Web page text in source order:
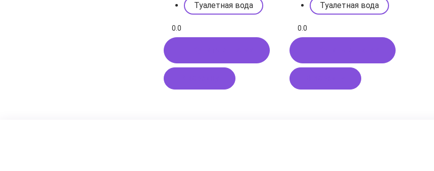
Туалетная вода
0.0
Туалетная вода
0.0